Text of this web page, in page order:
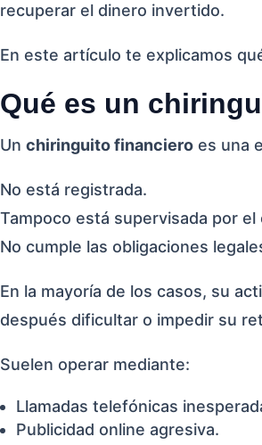
recuperar el dinero invertido.
En este artículo te explicamos
Qué es un
Un chiringuito financiero es una
No está registrada.
Tampoco está supervisada por el
No cumple las obligaciones
En la mayoría de los casos, su
después dificultar o impedir su
Suelen operar mediante:
Llamadas telefónicas
Publicidad online agresiva.